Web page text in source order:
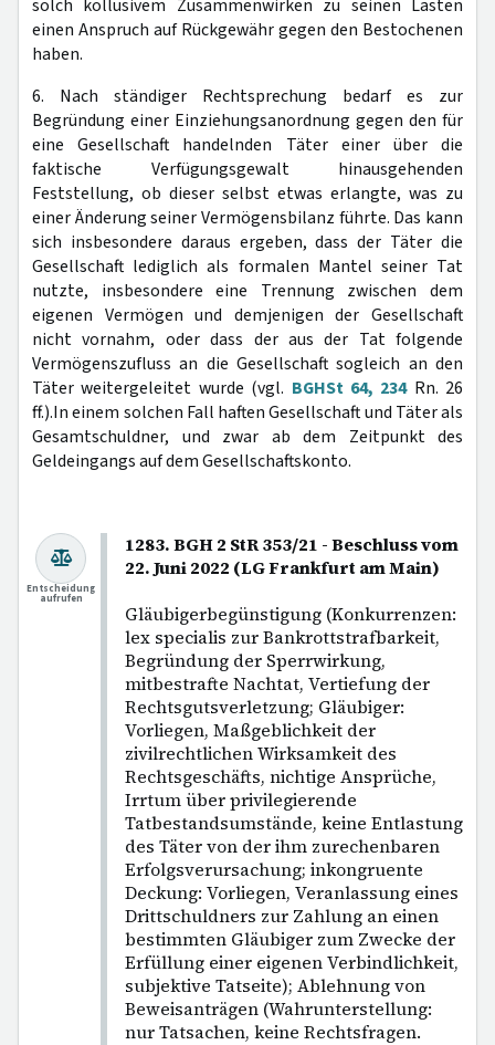
solch kollusivem Zusammenwirken zu seinen Lasten
einen Anspruch auf Rückgewähr gegen den Bestochenen
haben.
6. Nach ständiger Rechtsprechung bedarf es zur
Begründung einer Einziehungsanordnung gegen den für
eine Gesellschaft handelnden Täter einer über die
faktische Verfügungsgewalt hinausgehenden
Feststellung, ob dieser selbst etwas erlangte, was zu
einer Änderung seiner Vermögensbilanz führte. Das kann
sich insbesondere daraus ergeben, dass der Täter die
Gesellschaft lediglich als formalen Mantel seiner Tat
nutzte, insbesondere eine Trennung zwischen dem
eigenen Vermögen und demjenigen der Gesellschaft
nicht vornahm, oder dass der aus der Tat folgende
Vermögenszufluss an die Gesellschaft sogleich an den
Täter weitergeleitet wurde (vgl. BGHSt 64, 234Rn. 26
ff.).In einem solchen Fall haften Gesellschaft und Täter als
Gesamtschuldner, und zwar ab dem Zeitpunkt des
Geldeingangs auf dem Gesellschaftskonto.
1283. BGH 2 StR 353/21 - Beschluss vom
22. Juni 2022 (LG Frankfurt am Main)
Gläubigerbegünstigung (Konkurrenzen:
lex specialis zur Bankrottstrafbarkeit,
Begründung der Sperrwirkung,
mitbestrafte Nachtat, Vertiefung der
Rechtsgutsverletzung; Gläubiger:
Vorliegen, Maßgeblichkeit der
zivilrechtlichen Wirksamkeit des
Rechtsgeschäfts, nichtige Ansprüche,
Irrtum über privilegierende
Tatbestandsumstände, keine Entlastung
des Täter von der ihm zurechenbaren
Erfolgsverursachung; inkongruente
Deckung: Vorliegen, Veranlassung eines
Drittschuldners zur Zahlung an einen
bestimmten Gläubiger zum Zwecke der
Erfüllung einer eigenen Verbindlichkeit,
subjektive Tatseite); Ablehnung von
Beweisanträgen (Wahrunterstellung:
nur Tatsachen, keine Rechtsfragen.
Entscheidung
aufrufen